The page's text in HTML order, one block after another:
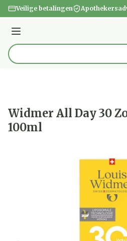
Ga naar de inhoud
Veilige betalingen
Menu
Product, merk, categorie...
Widmer All Day 30
100ml